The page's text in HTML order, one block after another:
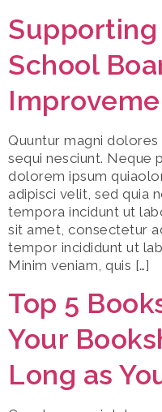
School
Quuntur magni
sequi nesciunt. Neque
dolorem ipsum
adipisci velit, sed quia
tempora incidunt ut
sit amet, consectetur
tempor incididunt ut
Minim veniam, quis […]
Top 5
Your
Long as